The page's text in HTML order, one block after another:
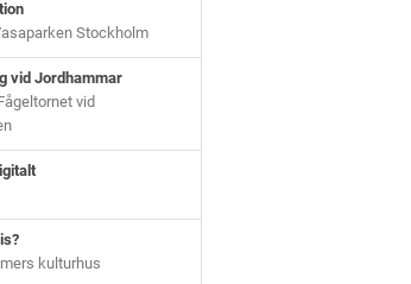
Stockholm
vid Jordhammar
vid
kulturhus